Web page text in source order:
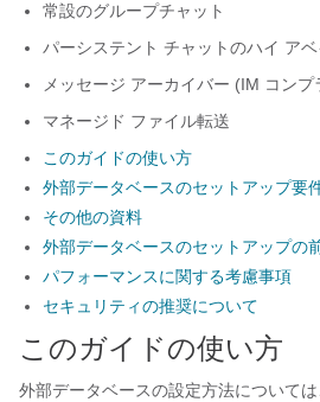
常設のグループチャット
パーシステント チャットのハイ ア
メッセージ アーカイバー (IM コンプ
マネージド ファイル転送
このガイドの使い方
外部データベースのセットアップ要
その他の資料
外部データベースのセットアップの
パフォーマンスに関する考慮事項
セキュリティの推奨について
このガイドの使い方
外部データベースの設定方法について